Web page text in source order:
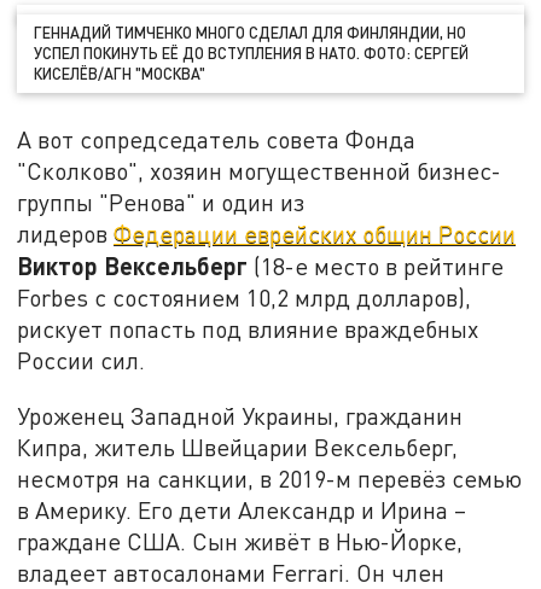
ГЕННАДИЙ ТИМЧЕНКО МНОГО СДЕЛАЛ ДЛЯ ФИНЛЯНДИИ, НО
УСПЕЛ ПОКИНУТЬ ЕЁ ДО ВСТУПЛЕНИЯ В НАТО. ФОТО: СЕРГЕЙ
КИСЕЛЁВ/АГН "МОСКВА"
А вот сопредседатель совета Фонда
"Сколково", хозяин могущественной бизнес-
группы "Ренова" и один из
лидеровФедерации еврейских общин России
Виктор Вексельберг (18-е место в рейтинге
Forbes с состоянием 10,2 млрд долларов),
рискует попасть под влияние враждебных
России сил.
Уроженец Западной Украины, гражданин
Кипра, житель Швейцарии Вексельберг,
несмотря на санкции, в 2019-м перевёз семью
в Америку. Его дети Александр и Ирина –
граждане США. Сын живёт в Нью-Йорке,
владеет автосалонами Ferrari. Он член